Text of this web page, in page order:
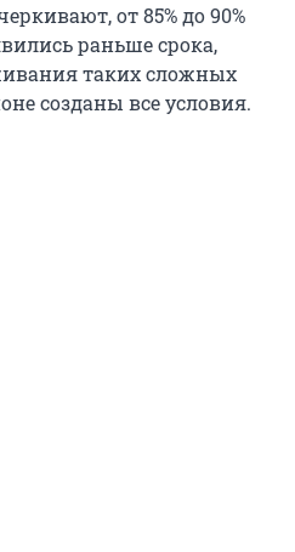
от 85% до 90%
раньше срока,
таких сложных
созданы все условия.